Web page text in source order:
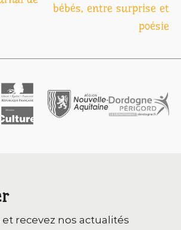
bébés, entre surprise et
poésie
recevez nos actualités